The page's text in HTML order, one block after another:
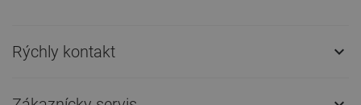
Rýchly kontakt 